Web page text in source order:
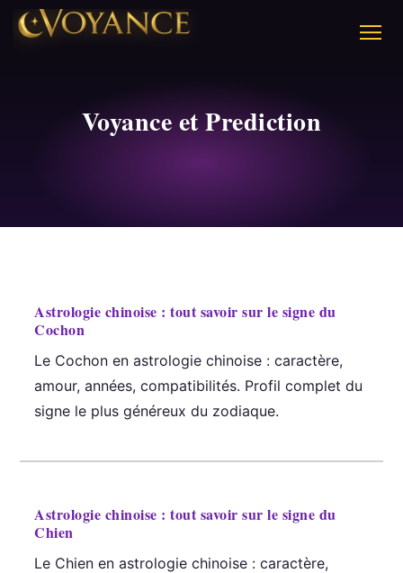
Voyance et Prediction
Astrologie chinoise : tout savoir sur le signe du
Cochon
Le Cochon en astrologie chinoise : caractère,
amour, années, compatibilités. Profil complet du
signe le plus généreux du zodiaque.
Astrologie chinoise : tout savoir sur le signe du
Chien
Le Chien en astrologie chinoise : caractère,